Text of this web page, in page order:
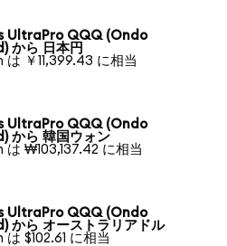
UltraPro QQQ (Ondo
から 日本円
は ￥11,399.43 に相当
UltraPro QQQ (Ondo
から 韓国ウォン
は ₩103,137.42 に相当
UltraPro QQQ (Ondo
から オーストラリアドル
$102.61 に相当